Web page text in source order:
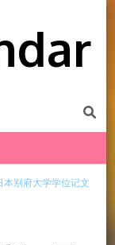
本别府大学学位记文